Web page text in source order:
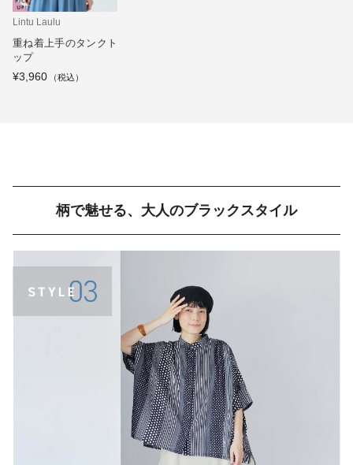
Lintu Laulu
重ね着上手のタンクト
ップ
¥3,960
柄で魅せる、大人のブラックスタイル